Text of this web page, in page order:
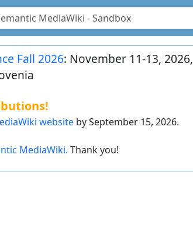
Fall 2026: November 11-13, 2026,
websiteby September 15, 2026.
MediaWiki. Thank you!